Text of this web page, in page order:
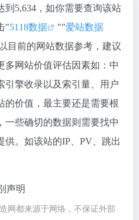
到5,634，如你需要查询该站
"5118数据 ""爱站数据
目前的网站数据参考，建议
多网站价值评估因素如：中
引擎收录以及索引量、用户
的价值，最主要还是需要根
一些确切的数据则需要找中
供。如该站的IP、PV、跳出
声明
网都来源于网络，不保证外部